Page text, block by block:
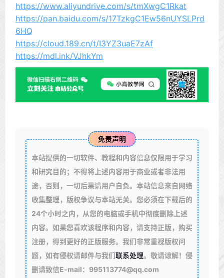
https://www.aliyundrive.com/s/tmXwgC1Rkat
https://pan.baidu.com/s/17TzkgC1Ew56nUYSLPrd
6HQ
https://cloud.189.cn/t/I3YZ3uaE7zAf
https://mdl.ink/VJhkYm
免责声明
本站提供的一切软件、教程和内容信息仅限用于学习
和研究目的；不得将上述内容用于商业或者非法用
途，否则，一切后果请用户自负。本站信息来自网络
收集整理，版权争议与本站无关。您必须在下载后的
24个小时之内，从您的电脑或手机中彻底删除上述
内容。如果您喜欢该程序和内容，请支持正版，购买
注册，得到更好的正版服务。我们非常重视版权问
题，如有侵权请邮件与我们联系处理。敬请谅解！侵
删请致信E-mail：995113774@qq.com